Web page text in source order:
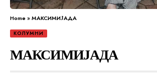
Home»МАКСИМИЈАДА
КОЛУМНИ
МАКСИМИЈАДА